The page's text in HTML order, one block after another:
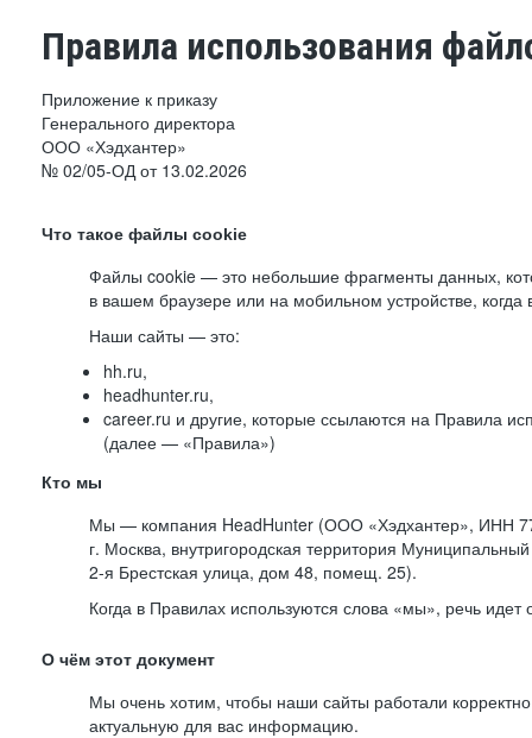
Правила использования
Приложение к приказу
Генерального директора
ООО «Хэдхантер»
№ 02/05-ОД от 13.02.2026
Что такое файлы cookie
Файлы cookie — это небольшие фрагменты данных,
в вашем браузере или на мобильном устройстве,
Наши сайты — это:
hh.ru,
headhunter.ru,
career.ru и другие, которые ссылаются на Правила
(далее — «Правила»)
Кто мы
Мы — компания HeadHunter (ООО «Хэдхантер», ИНН
г. Москва, внутригородская территория Муниципальный
2-я Брестская улица, дом 48, помещ. 25).
Когда в Правилах используются слова «мы», речь
О чём этот документ
Мы очень хотим, чтобы наши сайты работали
актуальную для вас информацию.